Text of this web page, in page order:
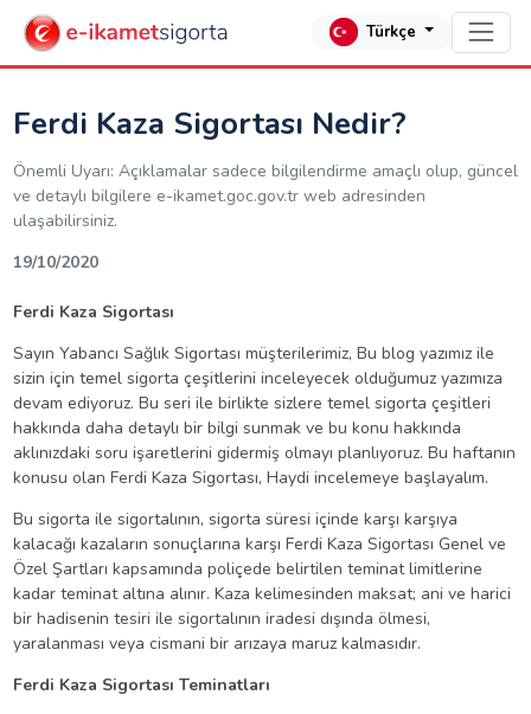
Türkçe
Ferdi Kaza Sigortası Nedir?
Önemli Uyarı: Açıklamalar sadece bilgilendirme amaçlı olup, güncel
ve detaylı bilgilere e-ikamet.goc.gov.tr web adresinden
ulaşabilirsiniz.
19/10/2020
Ferdi Kaza Sigortası
Sayın Yabancı Sağlık Sigortası müşterilerimiz, Bu blog yazımız ile
sizin için temel sigorta çeşitlerini inceleyecek olduğumuz yazımıza
devam ediyoruz. Bu seri ile birlikte sizlere temel sigorta çeşitleri
hakkında daha detaylı bir bilgi sunmak ve bu konu hakkında
aklınızdaki soru işaretlerini gidermiş olmayı planlıyoruz. Bu haftanın
konusu olan Ferdi Kaza Sigortası, Haydi incelemeye başlayalım.
Bu sigorta ile sigortalının, sigorta süresi içinde karşı karşıya
kalacağı kazaların sonuçlarına karşı Ferdi Kaza Sigortası Genel ve
Özel Şartları kapsamında poliçede belirtilen teminat limitlerine
kadar teminat altına alınır. Kaza kelimesinden maksat; ani ve harici
bir hadisenin tesiri ile sigortalının iradesi dışında ölmesi,
yaralanması veya cismani bir arızaya maruz kalmasıdır.
Ferdi Kaza Sigortası Teminatları